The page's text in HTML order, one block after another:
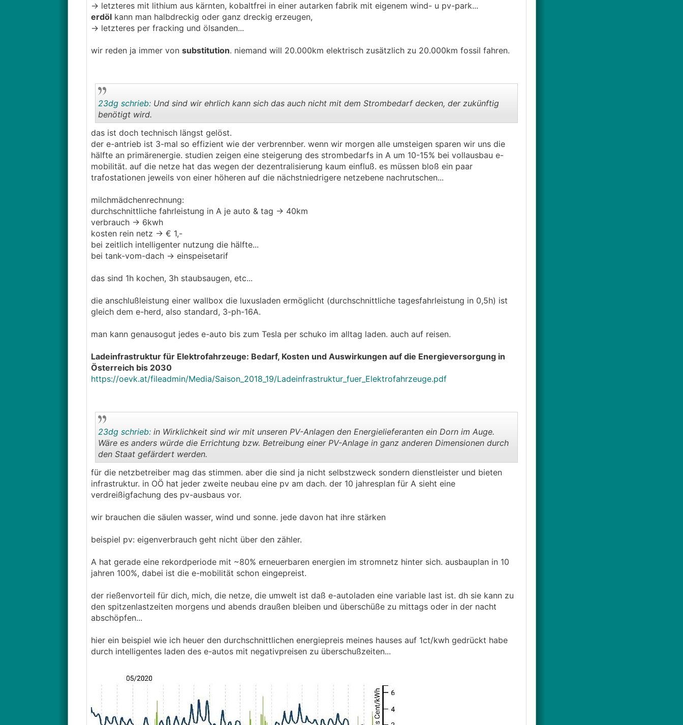
.
-> letzteres mit lithium aus kärnten, kobaltfrei in einer autarken fabrik mit eigenem wind- u pv-park...
erdölkann man halbdreckig oder ganz dreckig erzeugen,
-> letzteres per fracking und ölsanden...
wir reden ja immer von substitution. niemand will 20.000km elektrisch zusätzlich zu 20.000km fossil fahren.
..
23dg schrieb:Und sind wir ehrlich kann sich das auch nicht mit dem Strombedarf decken, der zukünftig
benötigt wird.
das ist doch technisch längst gelöst.
der e-antrieb ist 3-mal so effizient wie der verbrennber. wenn wir morgen alle umsteigen sparen wir uns die
hälfte an primärenergie. studien zeigen eine steigerung des strombedarfs in A um 10-15% bei vollausbau e-
mobilität. auf die netze hat das wegen der dezentralisierung kaum einfluß. es müssen bloß ein paar
trafostationen jeweils von einer höheren auf die nächstniedrigere netzebene nachrutschen...
milchmädchenrechnung:
durchschnittliche fahrleistung in A je auto & tag -> 40km
verbrauch -> 6kwh
kosten rein netz -> € 1,-
bei zeitlich intelligenter nutzung die hälfte...
bei tank-vom-dach -> einspeisetarif
das sind 1h kochen, 3h staubsaugen, etc...
die anschlußleistung einer wallbox die luxusladen ermöglicht (durchschnittliche tagesfahrleistung in 0,5h) ist
gleich dem e-herd, also standard, 3-ph-16A.
man kann genausogut jedes e-auto bis zum Tesla per schuko im alltag laden. auch auf reisen.
Ladeinfrastruktur für Elektrofahrzeuge: Bedarf, Kosten und Auswirkungen auf die Energieversorgung in
Österreich bis 2030
https://oevk.at/fileadmin/Media/Saison_2018_19/Ladeinfrastruktur_fuer_Elektrofahrzeuge.pdf
..
23dg schrieb:in Wirklichkeit sind wir mit unseren PV-Anlagen den Energielieferanten ein Dorn im Auge.
Wäre es anders würde die Errichtung bzw. Betreibung einer PV-Anlage in ganz anderen Dimensionen durch
den Staat gefärdert werden.
für die netzbetreiber mag das stimmen. aber die sind ja nicht selbstzweck sondern dienstleister und bieten
infrastruktur. in OÖ hat jeder zweite neubau eine pv am dach. der 10 jahresplan für A sieht eine
verdreißigfachung des pv-ausbaus vor.
wir brauchen die säulen wasser, wind und sonne. jede davon hat ihre stärken
beispiel pv: eigenverbrauch geht nicht über den zähler.
A hat gerade eine rekordperiode mit ~80% erneuerbaren energien im stromnetz hinter sich. ausbauplan in 10
jahren 100%, dabei ist die e-mobilität schon eingepreist.
der rießenvorteil für dich, mich, die netze, die umwelt ist daß e-autoladen eine variable last ist. dh sie kann zu
den spitzenlastzeiten morgens und abends draußen bleiben und überschüße zu mittags oder in der nacht
abschöpfen...
hier ein beispiel wie ich heuer den durchschnittlichen energiepreis meines hauses auf 1ct/kwh gedrückt habe
durch intelligentes laden des e-autos mit negativpreisen zu überschußzeiten...